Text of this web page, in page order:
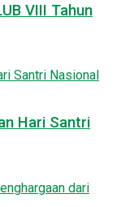
VIII Tahun
Hari Santri